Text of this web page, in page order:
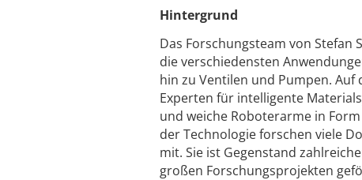
Hintergrund
Das Forschungsteam von Stefan
die verschiedensten
hin zu Ventilen und Pumpen.
Experten für intelligente
und weiche Roboterarme in
der Technologie forschen viele
mit. Sie ist Gegenstand
großen Forschungsprojekten